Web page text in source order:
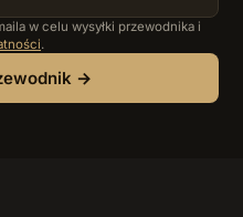
w celu wysyłki przewodnika i
.
→